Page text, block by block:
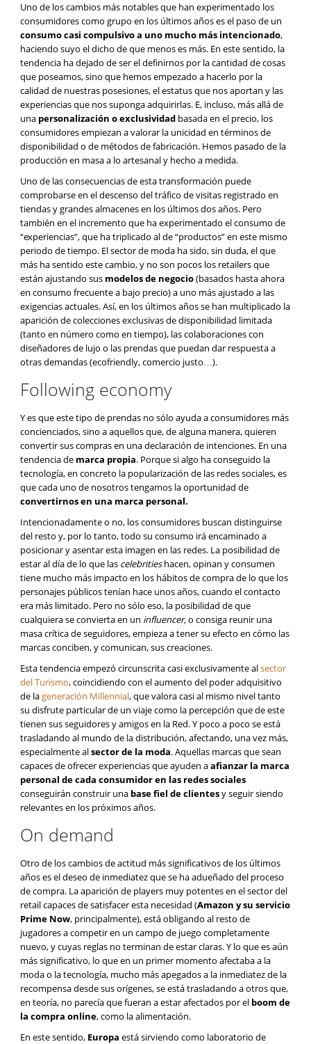
Uno de los cambios más notables que han experimentado los
consumidores como grupo en los últimos años es el paso de un
consumo casi compulsivo a uno mucho más intencionado,
haciendo suyo el dicho de que menos es más. En este sentido, la
tendencia ha dejado de ser el definirnos por la cantidad de cosas
que poseamos, sino que hemos empezado a hacerlo por la
calidad de nuestras posesiones, el estatus que nos aportan y las
experiencias que nos suponga adquirirlas. E, incluso, más allá de
una personalización o exclusividad basada en el precio, los
consumidores empiezan a valorar la unicidad en términos de
disponibilidad o de métodos de fabricación. Hemos pasado de la
producción en masa a lo artesanal y hecho a medida.
Uno de las consecuencias de esta transformación puede
comprobarse en el descenso del tráfico de visitas registrado en
tiendas y grandes almacenes en los últimos dos años. Pero
también en el incremento que ha experimentado el consumo de
“experiencias”, que ha triplicado al de “productos” en este mismo
periodo de tiempo. El sector de moda ha sido, sin duda, el que
más ha sentido este cambio, y no son pocos los retailers que
están ajustando sus modelos de negocio(basados hasta ahora
en consumo frecuente a bajo precio) a uno más ajustado a las
exigencias actuales. Así, en los últimos años se han multiplicado la
aparición de colecciones exclusivas de disponibilidad limitada
(tanto en número como en tiempo), las colaboraciones con
diseñadores de lujo o las prendas que puedan dar respuesta a
otras demandas (ecofriendly, comercio justo…).
Following economy
Y es que este tipo de prendas no sólo ayuda a consumidores más
concienciados, sino a aquellos que, de alguna manera, quieren
convertir sus compras en una declaración de intenciones. En una
tendencia de marca propia. Porque si algo ha conseguido la
tecnología, en concreto la popularización de las redes sociales, es
que cada uno de nosotros tengamos la oportunidad de
convertirnos en una marca personal.
Intencionadamente o no, los consumidores buscan distinguirse
del resto y, por lo tanto, todo su consumo irá encaminado a
posicionar y asentar esta imagen en las redes. La posibilidad de
estar al día de lo que las celebritieshacen, opinan y consumen
tiene mucho más impacto en los hábitos de compra de lo que los
personajes públicos tenían hace unos años, cuando el contacto
era más limitado. Pero no sólo eso, la posibilidad de que
cualquiera se convierta en un influencer,o consiga reunir una
masa crítica de seguidores, empieza a tener su efecto en cómo las
marcas conciben, y comunican, sus creaciones.
Esta tendencia empezó circunscrita casi exclusivamente alsector
del Turismo, coincidiendo con el aumento del poder adquisitivo
de lageneración Millennial, que valora casi al mismo nivel tanto
su disfrute particular de un viaje como la percepción que de este
tienen sus seguidores y amigos en la Red. Y poco a poco se está
trasladando al mundo de la distribución, afectando, una vez más,
especialmente alsector de la moda. Aquellas marcas que sean
capaces de ofrecer experiencias que ayuden aafianzar la marca
personal de cada consumidor en las redes sociales
conseguirán construir una base fiel de clientesy seguir siendo
relevantes en los próximos años.
On demand
Otro de los cambios de actitud más significativos de los últimos
años es el deseo de inmediatez que se ha adueñado del proceso
de compra. La aparición de players muy potentes en el sector del
retail capaces de satisfacer esta necesidad (Amazon y su servicio
Prime Now, principalmente), está obligando al resto de
jugadores a competir en un campo de juego completamente
nuevo, y cuyas reglas no terminan de estar claras. Y lo que es aún
más significativo, lo que en un primer momento afectaba a la
moda o la tecnología, mucho más apegados a la inmediatez de la
recompensa desde sus orígenes, se está trasladando a otros que,
en teoría, no parecía que fueran a estar afectados por el boom de
la compra online, como la alimentación.
En este sentido, Europa está sirviendo como laboratorio de